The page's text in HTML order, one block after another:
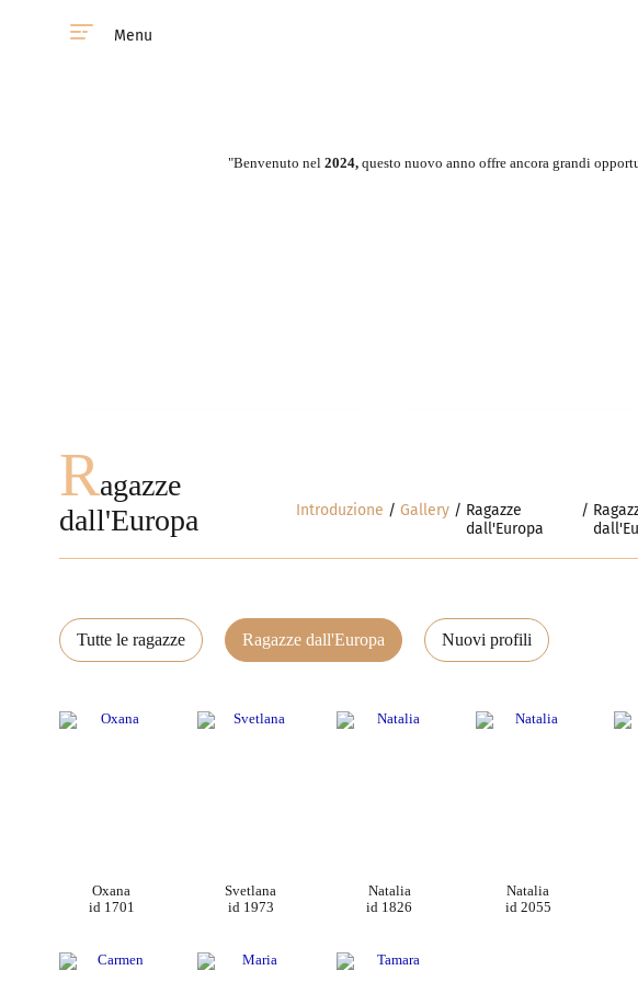
Menu
"Benvenuto nel 2024, questo nuovo anno offre ancora grandi
Ragazze
dall'Europa
Introduzione Gallery
Ragazze
dall'Europa
Tutte le ragazze Ragazze dall'Europa Nuovi profili
Oxana
id 1701
Svetlana
id 1973
Natalia
id 1826
Natalia
id 2055